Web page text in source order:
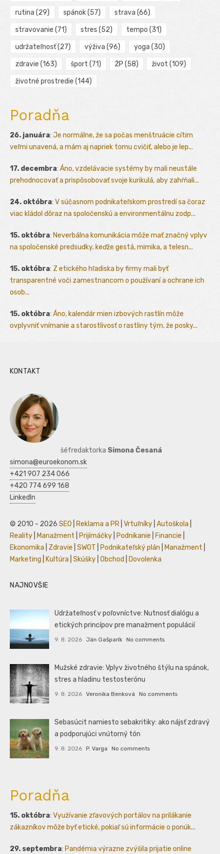
rutina (29) spánok(57) strava (66)
stravovanie (71) stres (52) tempo (31)
udržateľnosť(27) výživa (96) yoga (30)
zdravie (163) šport (71) ŽP (58) život (109)
životné prostredie (144)
Poradňa
26. januára: Je normálne, že sa počas menštruácie cítim
veľmi unavená, a mám aj napriek tomu cvičiť, alebo je lep...
17. decembra: Áno, vzdelávacie systémy by mali neustále
prehodnocovať a prispôsobovať svoje kurikulá, aby zahŕňali...
24. októbra: V súčasnom podnikateľskom prostredí sa čoraz
viac kládol dôraz na spoločenskú a environmentálnu zodp...
15. októbra: Neverbálna komunikácia môže mať značný vplyv
na spoločenské predsudky, keďže gestá, mimika, a telesn...
15. októbra: Z etického hľadiska by firmy mali byť
transparentné voči zamestnancom o používaní a ochrane ich
osob...
15. októbra: Áno, kalendár mien izbových rastlín môže
ovplyvniť vnímanie a starostlivosť o rastliny tým, že posky...
KONTAKT
šéfredaktorka Simona Česaná
simona@euroekonom.sk
+421 907 234 066
+420 774 699 168
LinkedIn
© 2010 - 2026 SEO Reklama a PR Vrtuľníky Autoškola
Reality
Manažment Prijímáčky Podnikanie Financie
Ekonomika
Zdravie SWOT Podnikateľský plán Manažment
Marketing
Kultúra Skúšky Obchod Dovolenka
NAJNOVŠIE
Udržateľnosť v poľovníctve: Nutnosť dialógu a
etických princípov pre manažment populácií
9. 8. 2026 Ján Gašparík No comments
Mužské zdravie: Vplyv životného štýlu na spánok,
stres a hladinu testosterónu
9. 8. 2026 Veronika Benková No comments
Sebasúcit namiesto sebakritiky: ako nájsť zdravý
a podporujúci vnútorný tón
9. 8. 2026 P. Varga No comments
Poradňa
15. októbra: Využívanie zľavových portálov na prilákanie
zákazníkov môže byť etické, pokiaľ sú informácie o ponúk...
29. septembra: Pandémia výrazne zvýšila prijatie online